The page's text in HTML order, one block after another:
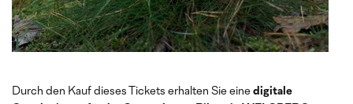
Durch den Kauf dieses Tickets erhalten Sie eine digitale